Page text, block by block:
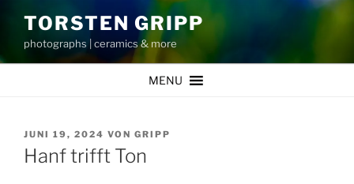
Inhalt
springen
TORSTEN GRIPP
photographs | ceramics & more
MENU
VERÖFFENTLICHT
AM
JUNI 19, 2024 VON GRIPP
Hanf trifft Ton